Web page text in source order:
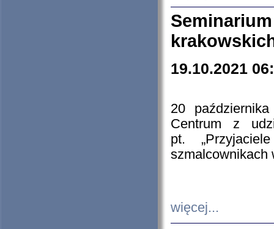
19.10.2021
20
Centrum z
pt.
szmalcownikach
więcej...